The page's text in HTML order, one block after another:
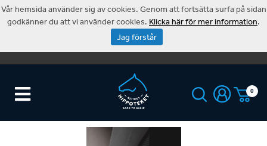
0
Vår hemsida använder sig av cookies. Genom att fortsätta surfa på sidan
godkänner du att vi använder cookies. Klicka här för mer information.
Jag förstår